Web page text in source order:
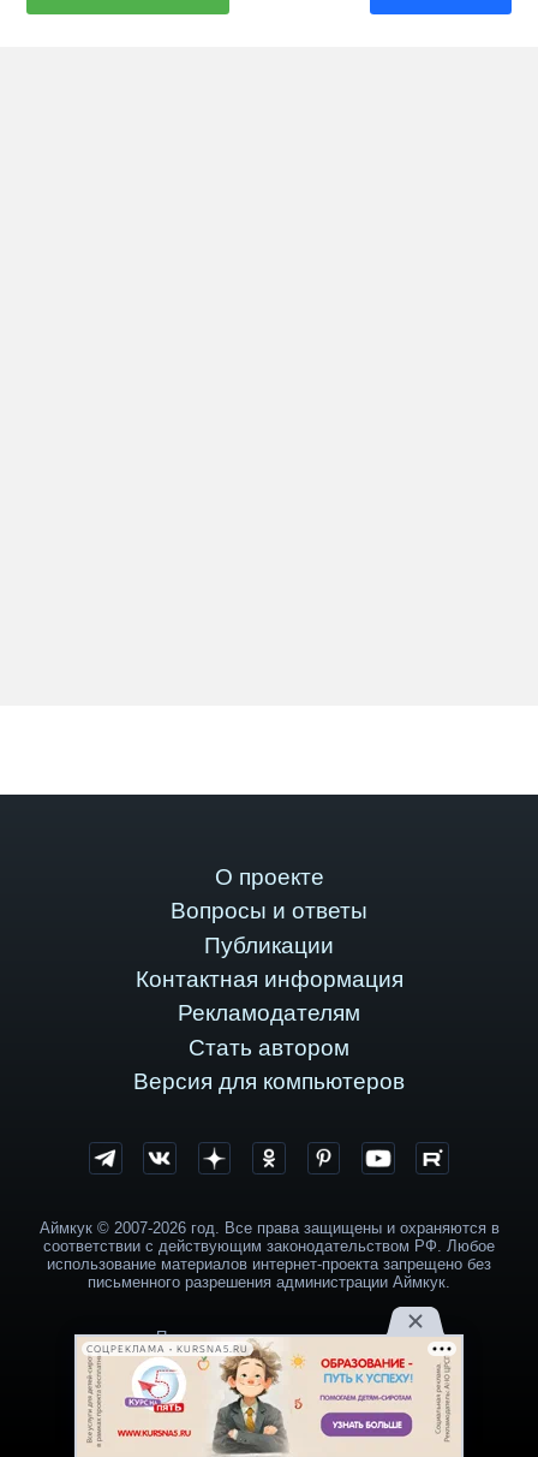
О проекте
Вопросы и ответы
Публикации
Контактная информация
Рекламодателям
Стать автором
Версия для компьютеров
Аймкук © 2007-2026 год. Все права защищены и охраняются в
соответствии с действующим законодательством РФ. Любое
использование материалов интернет-проекта запрещено без
письменного разрешения администрации Аймкук.
Пользовательское соглашение
Политика обработки персональных данных
СОЦРЕКЛАМА • KURSNA5.RU